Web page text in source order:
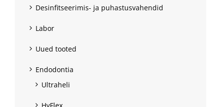
Desinfitseerimis- ja puhastusvahendid
Labor
Uued tooted
Endodontia
Ultraheli